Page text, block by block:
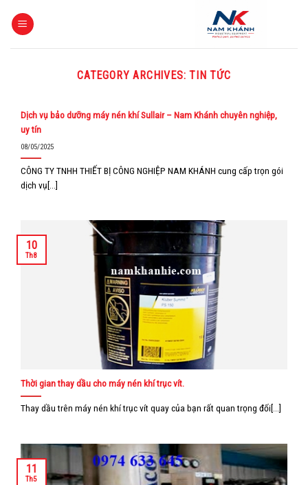
CATEGORY ARCHIVES:TIN TỨC
Dịch vụ bảo dưỡng máy nén khí Sullair – Nam Khánh chuyên nghiệp,
uy tín
08/05/2025
CÔNG TY TNHH THIẾT BỊ CÔNG NGHIỆP NAM KHÁNH cung cấp trọn gói
dịch vụ[...]
Thời gian thay dầu cho máy nén khí trục vít.
Thay dầu trên máy nén khí trục vít quay của bạn rất quan trọng đối[...]
10
Th8
11
Th5